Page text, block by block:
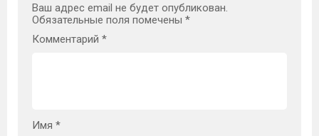
Ваш адрес email не будет опубликован.
Обязательные поля помечены *
Комментарий *
Имя *